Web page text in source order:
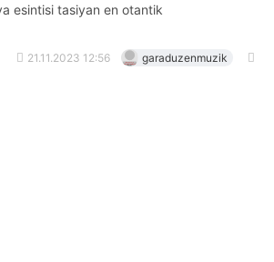
esintisi tasiyan en otantik
21.11.2023 12:56 garaduzenmuzik